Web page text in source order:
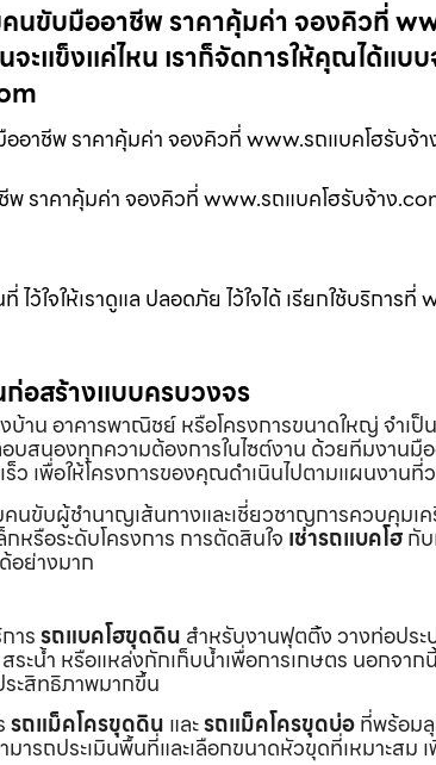
คนขับมืออาชีพ ราคาคุ้มค่า จองคิวที่
แข็งแค่ไหน เราก็จัดการให้คุณได้แบบ
อาชีพ ราคาคุ้มค่า จองคิวที่ www.รถแบคโฮรับจ้
พ ราคาคุ้มค่า จองคิวที่ www.รถแบคโฮรับจ้าง
ว้ใจให้เราดูแล ปลอดภัย ไว้ใจได้ เรียกใช้บริการที่
ก่อสร้างแบบครบวงจร
บ้าน อาคารพาณิชย์ หรือโครงการขนาดใหญ่ จำเ
บสนองทุกความต้องการในไซต์งาน ด้วยทีมงาน
เพื่อให้โครงการของคุณดำเนินไปตามแผนงานที่
นขับผู้ชำนาญเส้นทางและเชี่ยวชาญการควบคุมเค
หรือระดับโครงการ การตัดสินใจ เช่ารถแบคโฮกั
อย่างมาก
ารรถแบคโฮขุดดิน สำหรับงานฟุตติ้ง วางท่อปร
ระน้ำ หรือแหล่งกักเก็บน้ำเพื่อการเกษตร นอกจา
ะสิทธิภาพมากขึ้น
รถแม็คโครขุดดิน และรถแม็คโครขุดบ่อที่พร้อม
รถประเมินพื้นที่และเลือกขนาดหัวขุดที่เหมาะสม